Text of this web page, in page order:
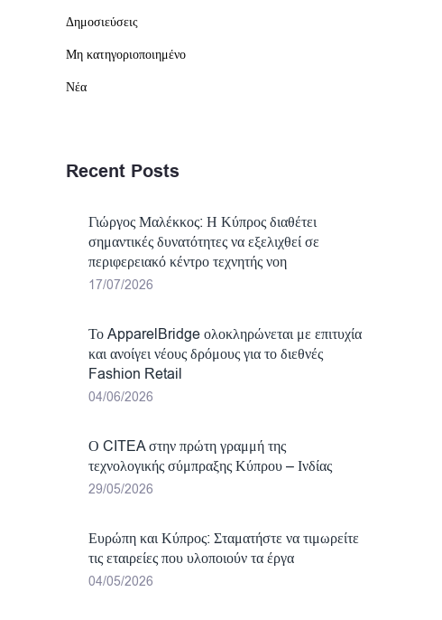
Δημοσιεύσεις
Μη κατηγοριοποιημένο
Νέα
Recent Posts
Γιώργος Μαλέκκος: Η Κύπρος διαθέτει
σημαντικές δυνατότητες να εξελιχθεί σε
περιφερειακό κέντρο τεχνητής νοη
17/07/2026
Το ApparelBridge ολοκληρώνεται με επιτυχία
και ανοίγει νέους δρόμους για το διεθνές
Fashion Retail
04/06/2026
Ο CITEA στην πρώτη γραμμή της
τεχνολογικής σύμπραξης Κύπρου – Ινδίας
29/05/2026
Ευρώπη και Κύπρος: Σταματήστε να τιμωρείτε
τις εταιρείες που υλοποιούν τα έργα
04/05/2026